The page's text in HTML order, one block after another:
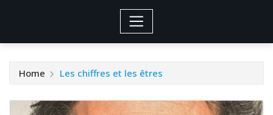
Home Les chiffres et les êtres